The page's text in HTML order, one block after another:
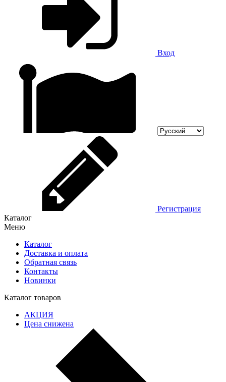
Вход
Регистрация
Каталог
Меню
Каталог
Доставка и оплата
Обратная связь
Контакты
Новинки
Каталог товаров
АКЦИЯ
Цена снижена